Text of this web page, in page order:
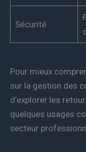
Sécurité
Pour mieux
sur la gestion des
d’explorer les
quelques usages
secteur